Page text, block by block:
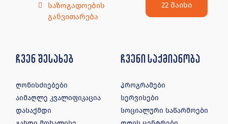
საზოგადოების
განვითარება
22 მაისი
ჩვენ შესახებ
ღონისძიებები
აიმაღლე კვალიფიკაცია
დასაქმდი
ჩვენი საქმიანობა
პროგრამები
სერვისები
სოციალური საწარმოები